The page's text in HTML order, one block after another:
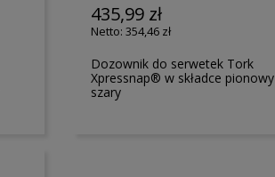
435,99 zł
354,46 zł
Dozownik do serwetek Tork
Xpressnap® w składce pionowy
szary